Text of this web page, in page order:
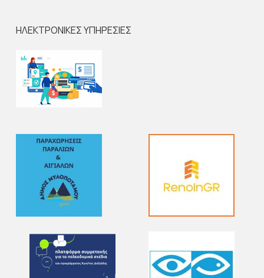
ΗΛΕΚΤΡΟΝΙΚΕΣ ΥΠΗΡΕΣΙΕΣ